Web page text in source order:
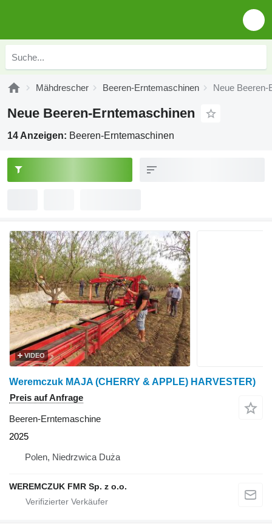
Mähdrescher Beeren-Erntemaschinen Neue Beeren-
Neue Beeren-Erntemaschinen
14 Anzeigen: Beeren-Erntemaschinen
VIDEO
Weremczuk MAJA (CHERRY & APPLE) HARVESTER)
Preis auf Anfrage
Beeren-Erntemaschine
2025
Polen, Niedrzwica Duża
WEREMCZUK FMR Sp. z o.o.